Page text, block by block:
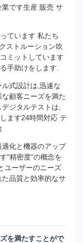
です生産 販売 サ
ています 私たち
ストルーション吹
ミットしています
手助けをします.
式設計は,迅速な
顧客ニーズを満た
ジタルテストは,
ます24時間対応 テ
化と機器のアップ
"精密度"の概念を
ユーザーのニーズ
品質と効率的なサ
を満たすことがで